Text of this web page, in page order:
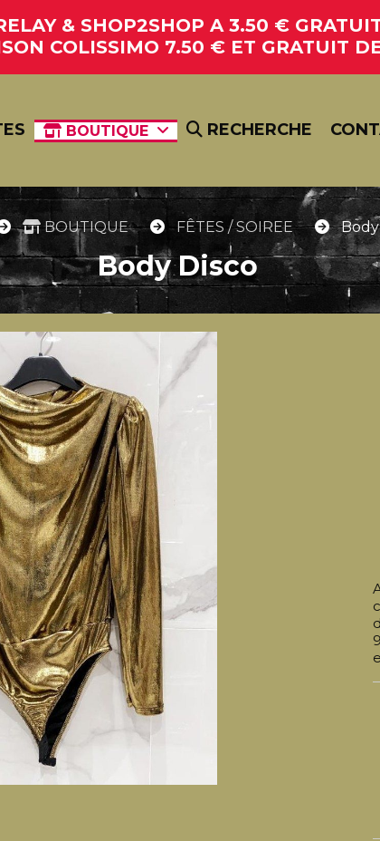
& SHOP2SHOP A 3.50 €
COLISSIMO 7.50 € ET GRATUIT
BOUTIQUE RECHERCHE
BOUTIQUE FÊTES / SOIREE
Body Disco